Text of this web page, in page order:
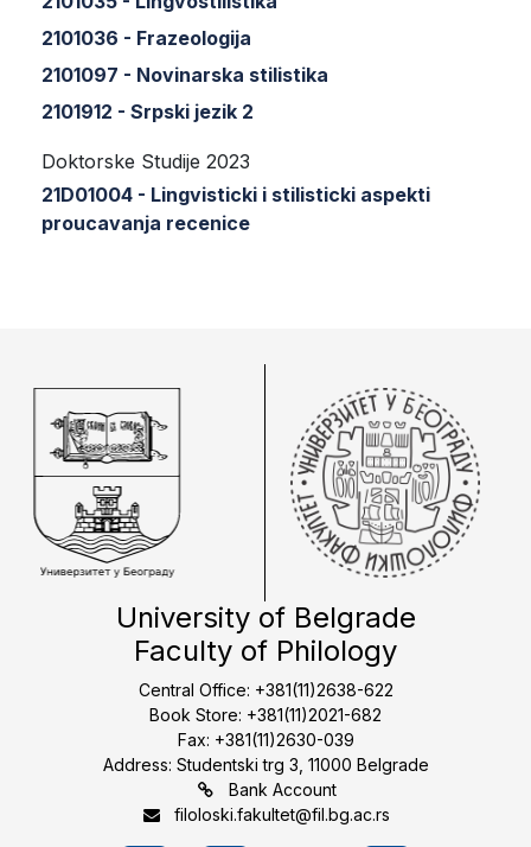
2101036 - Frazeologija
2101097 - Novinarska stilistika
2101912 - Srpski jezik 2
Doktorske Studije 2023
21D01004 - Lingvisticki i stilisticki aspekti
proucavanja recenice
University of Belgrade
Faculty of Philology
Central Office: +381(11)2638-622
Book Store: +381(11)2021-682
Fax: +381(11)2630-039
Address: Studentski trg 3, 11000 Belgrade
Bank Account
filoloski.fakultet@fil.bg.ac.rs